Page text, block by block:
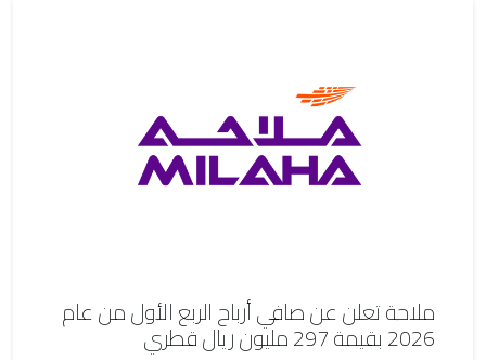
ملاحة تعلن عن صافي أرباح الربع الأول من عام
2026 بقيمة 297 مليون ريال قطري